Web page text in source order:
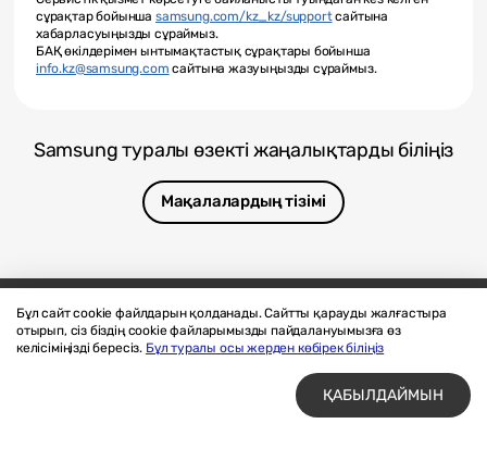
Бұл сайт cookie файлдарын қолданады. Сайтты қарауды жалғастыра
отырып, сіз біздің cookie файларымызды пайдалануымызға өз
келісіміңізді бересіз. Бұл туралы осы жерден көбірек біліңіз
ҚАБЫЛДАЙМЫН
сұрақтар бойынша samsung.com/kz_kz/supportсайтына
хабарласуыңызды сұраймыз.
БАҚ өкілдерімен ынтымақтастық сұрақтары бойынша
info.kz@samsung.com сайтына жазуыңызды сұраймыз.
Samsung туралы өзекті жаңалықтарды біліңіз
Мақалалардың тізімі
Бізге жазыңыз
SAMSUNG.COM
Құпиялық және cookie файлдары